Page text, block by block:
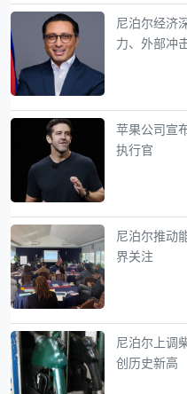
尼泊尔经济
力、外部冲
苹果公司宣
执行官
尼泊尔推动
界关注
尼泊尔上调
创历史新高